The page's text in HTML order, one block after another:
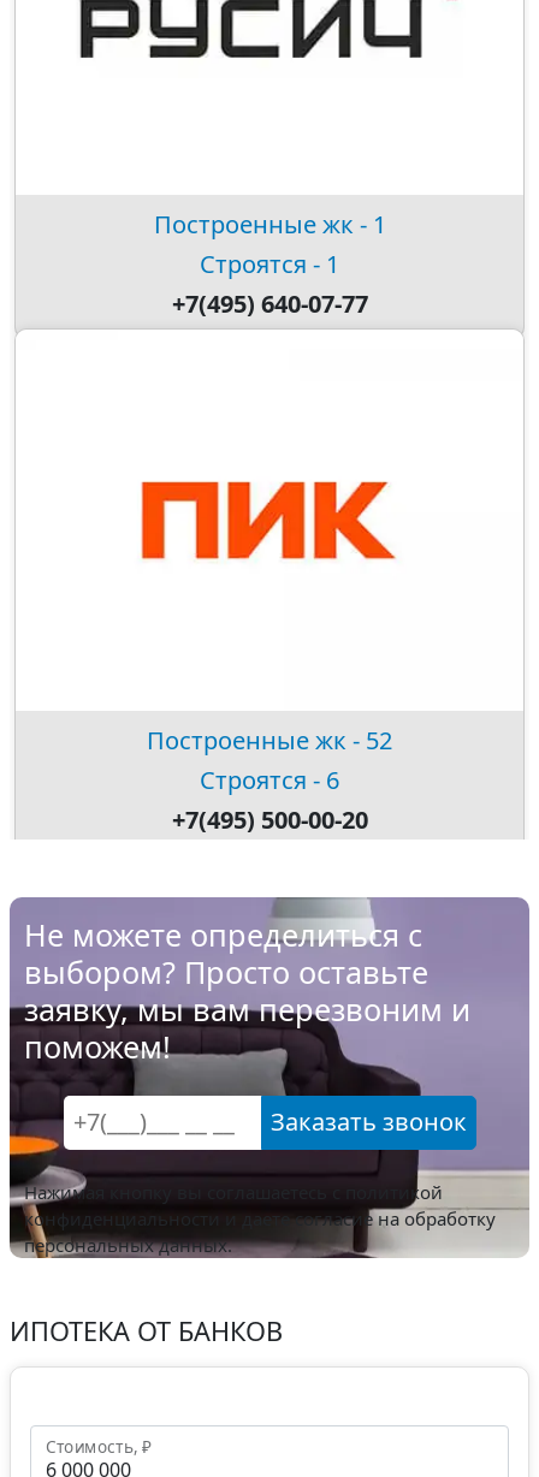
Построенные жк - 1
Строятся - 1
+7(495) 640-07-77
Построенные жк - 52
Строятся - 6
+7(495) 500-00-20
Не можете определиться с
выбором? Просто оставьте
заявку, мы вам перезвоним и
поможем!
Заказать звонок
Нажимая кнопку вы соглашаетесь с
политикой
конфиденциальности и даете согласие на обработку
персональных данных.
ИПОТЕКА ОТ БАНКОВ
Стоимость, ₽